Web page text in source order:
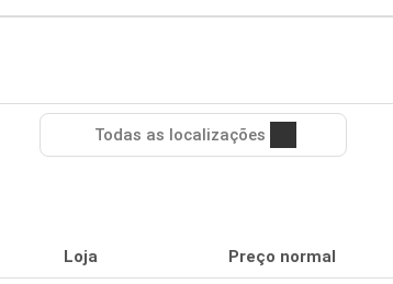
Todas as localizações
Loja Preço normal